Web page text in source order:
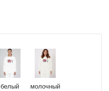
белый молочный